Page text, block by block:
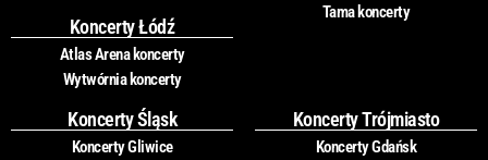
Koncerty Łódź
Atlas Arena koncerty
Wytwórnia koncerty
Tama koncerty
Koncerty Śląsk
Koncerty Gliwice
Koncerty Trójmiasto
Koncerty Gdańsk